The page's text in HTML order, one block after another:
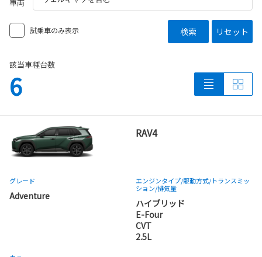
車両
試乗車のみ表示 検索 リセット
該当車種台数
6
RAV4
グレード
Adventure
エンジンタイプ/駆動方式/トランスミッ
ション/排気量
ハイブリッド
E-Four
CVT
2.5L